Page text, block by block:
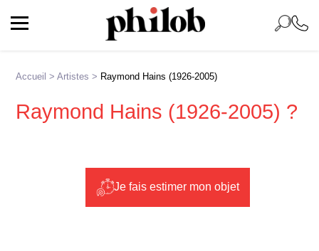
Accueil >Artistes > Raymond Hains (1926-2005)
Raymond Hains (1926-2005) ?
Je fais estimer mon objet